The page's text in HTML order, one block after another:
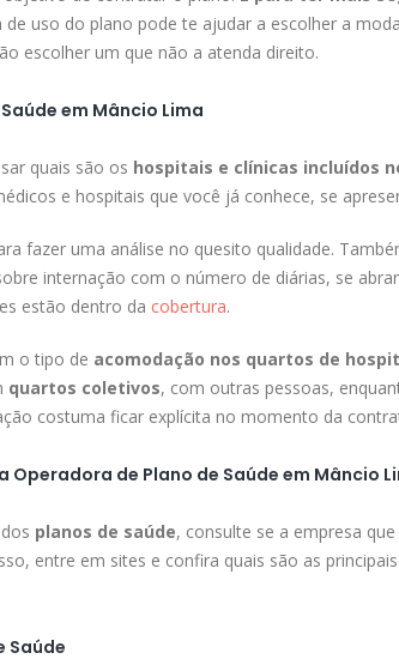
de uso do plano pode te ajudar a escolher a
escolher um que não a atenda direito.
em Mâncio Lima
quais são os hospitais e clínicas incluídos
e hospitais que você já conhece, se
fazer uma análise no quesito qualidade.
internação com o número de diárias, se
estão dentro da cobertura.
o tipo de acomodação nos quartos de
quartos coletivos, com outras pessoas,
costuma ficar explícita no momento da
Operadora de Plano de Saúde em Mâncio
planos de saúde, consulte se a empresa
entre em sites e confira quais são as
Saúde